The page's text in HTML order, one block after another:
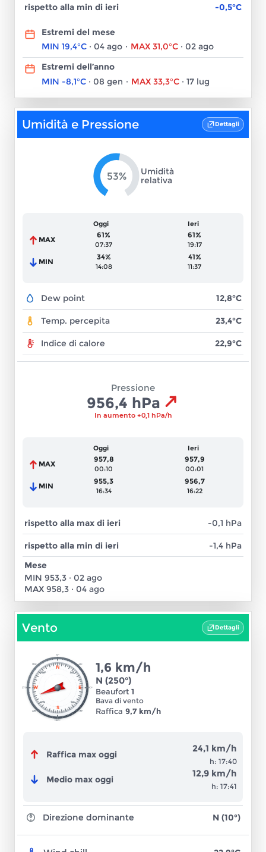
rispetto alla min di ieri -0,5°C
Estremi del mese
MIN 19,4°C · 04 ago · MAX 31,0°C · 02 ago
Estremi dell’anno
MIN -8,1°C · 08 gen · MAX 33,3°C · 17 lug
Umidità e Pressione Dettagli
53%
Umidità
relativa
Oggi
Ieri
MAX
61%
07:37
61%
19:17
MIN
34%
14:08
41%
11:37
Dew point 12,8°C
Temp. percepita 23,4°C
Indice di calore 22,9°C
Pressione
956,4 hPa
In aumento+0,1 hPa/h
Oggi
Ieri
MAX
957,8
00:10
957,9
00:01
MIN
955,3
16:34
956,7
16:22
rispetto alla max di ieri -0,1 hPa
rispetto alla min di ieri -1,4 hPa
Mese
MIN 953,3 · 02 ago
MAX 958,3 · 04 ago
Vento Dettagli
0°
45°
90°
135°
180°
225°
270°
315°
NE
SE
SW
NW
N
E
S
W
1,6 km/h
N (250°)
Beaufort 1
Bava di vento
Raffica 9,7 km/h
Raffica max oggi
24,1 km/h
h: 17:40
Medio max oggi
12,9 km/h
h: 17:41
Direzione dominante N (10°)